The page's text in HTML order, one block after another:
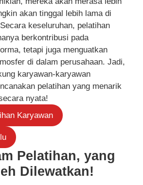
akan tinggal lebih lama di
keseluruhan, pelatihan
berkontribusi pada
tetapi juga menguatkan
di dalam perusahaan. Jadi,
karyawan-karyawan
pelatihan yang menarik
nyata!
Karyawan
Pelatihan, yang
Dilewatkan!